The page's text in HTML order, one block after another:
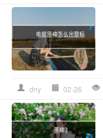
dny 02-26